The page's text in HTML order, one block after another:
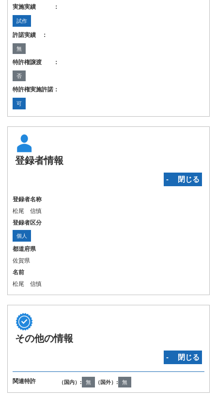
実施実績 ：
試作
許諾実績 ：
無
特許権譲渡 ：
否
特許権実施許諾：
可
登録者情報
‐ 閉じる
登録者名称
松尾 信慎
登録者区分
個人
都道府県
佐賀県
名前
松尾 信慎
その他の情報
‐ 閉じる
関連特許 （国内）: 無 （国外）: 無